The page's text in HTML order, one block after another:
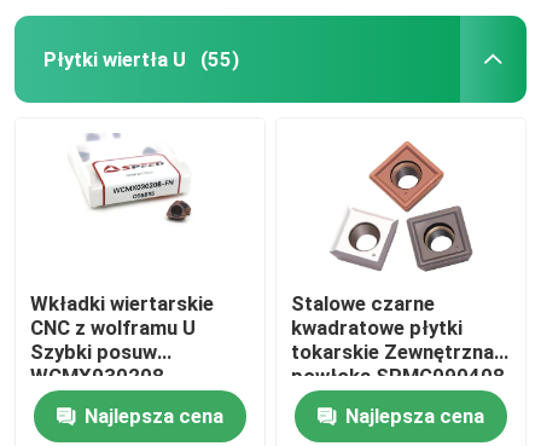
Płytki wiertła U (55)
Wkładki wiertarskie
CNC z wolframu U
Szybki posuw
WCMX030208
Powłoka CVD
Najlepsza cena
Stalowe czarne
kwadratowe płytki
tokarskie Zewnętrzna
powłoka SPMG090408
CVD
Najlepsza cena